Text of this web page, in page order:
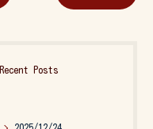
Recent Posts